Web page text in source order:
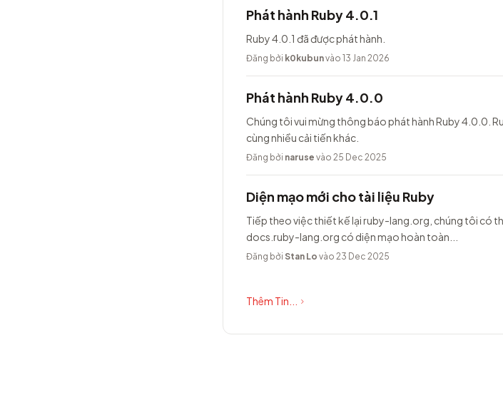
Phát hành Ruby 4.0.1
Ruby 4.0.1 đã được phát hành.
Đăng bởi k0kubunvào 13 Jan 2026
Phát hành Ruby 4.0.0
Chúng tôi vui mừng thông báo phát hành Ruby 4.0.0.
cùng nhiều cải tiến khác.
Đăng bởi naruse vào 25 Dec 2025
Diện mạo mới cho tài liệu Ruby
Tiếp theo việc thiết kế lại ruby-lang.org, chúng tôi có
docs.ruby-lang.org có diện mạo hoàn toàn...
Đăng bởi Stan Lo vào 23 Dec 2025
Thêm Tin...